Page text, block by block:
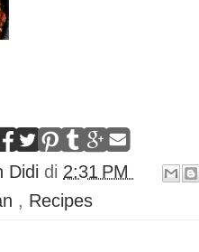
Didi di 2:31 PM
, Recipes